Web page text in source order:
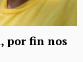
por fin nos